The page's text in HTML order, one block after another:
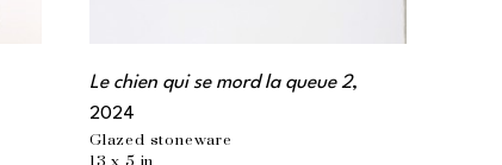
Le chien qui se mord la queue 2,
2024
Glazed stoneware